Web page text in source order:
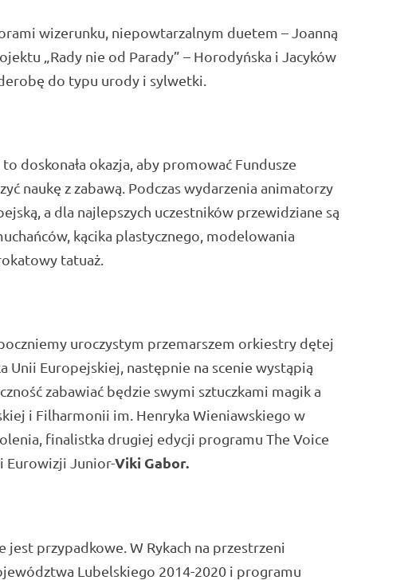
wizerunku, niepowtarzalnym duetem – Joanną
„Rady nie od Parady” – Horodyńska i Jacyków
do typu urody i sylwetki.
doskonała okazja, aby promować Fundusze
naukę z zabawą. Podczas wydarzenia animatorzy
a dla najlepszych uczestników przewidziane są
kącika plastycznego, modelowania
tatuaż.
uroczystym przemarszem orkiestry dętej
Europejskiej, następnie na scenie wystąpią
zabawiać będzie swymi sztuczkami magik a
i Filharmonii im. Henryka Wieniawskiego w
finalistka drugiej edycji programu The Voice
Eurowizji Junior-Viki Gabor.
przypadkowe. W Rykach na przestrzeni
Lubelskiego 2014-2020 i programu